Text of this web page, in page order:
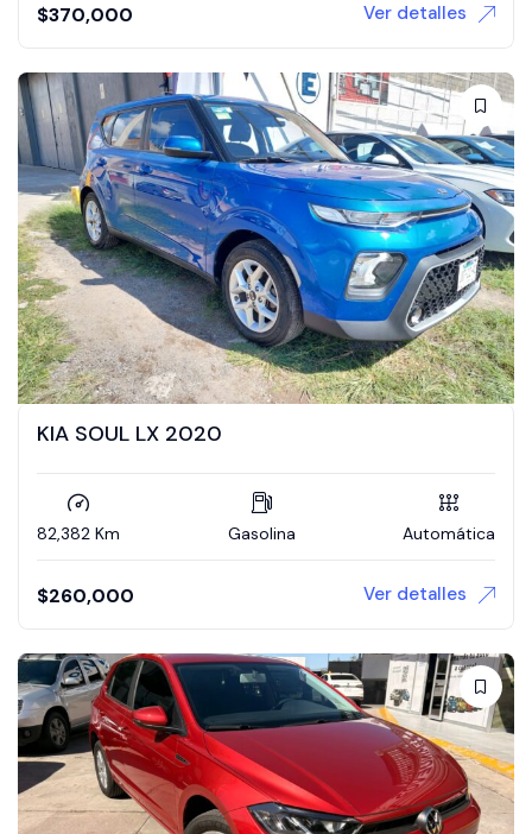
$370,000 Ver detalles
KIA SOUL LX 2020
82,382 Km Gasolina Automática
$260,000 Ver detalles